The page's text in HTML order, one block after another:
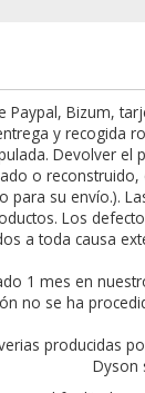
Bizum,
y recogida
Devolver el
o
para su envío.).
Los
a toda causa
1 mes en
no se ha
producidas
Dyson